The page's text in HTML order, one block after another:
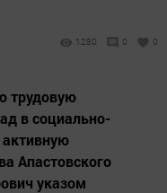
1280 0 0
трудовую
в социально-
активную
Апастовского
указом